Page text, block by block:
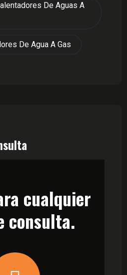
De Aguas A
De Agua A Gas
cualquier
consulta.